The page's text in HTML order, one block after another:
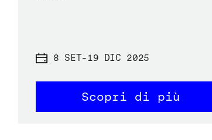
8 SET-19 DIC 2025
Scopri di più